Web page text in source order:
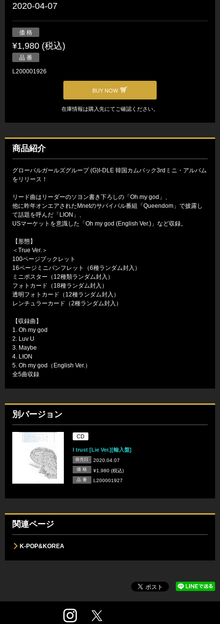
2020-04-07
価 格
¥1,980 (税込)
品 番
L200001926
BUY NOW
在庫情報は購入先にてご確認ください。
商品紹介
グローバルガールズグループ (G)I-DLE 韓国カムバック3rdミニ・アルバム
をリリース！
リード曲はリーダーのソヨン書き下ろしの「Oh my god」、
他に昨年オンエアされたMnetのサバイバル番組「Queendom」で披露し
て話題を呼んだ「LION」、
USマーケットを意識した「Oh my god (English Ver.)」など収録。
【形態】
＜True Ver.＞
100ページブックレット
16ページミニパンフレット（6種ランダム封入）
ミニポスター（12種類ランダム封入）
フォトカード（18種ランダム封入）
透明フォトカード（12種ランダム封入）
レンチュラーカード（2種ランダム封入）
【収録曲】
1. Oh my god
2. Luv U
3. Maybe
4. LION
5. Oh my god（English Ver.）
全5曲収録
別バージョン
CD
I trust [Lie Ver.][輸入盤]
発売日 2020.04.07
価 格 ¥1,980 (税込)
品 番 L200001927
関連ページ
K-POP&KOREA